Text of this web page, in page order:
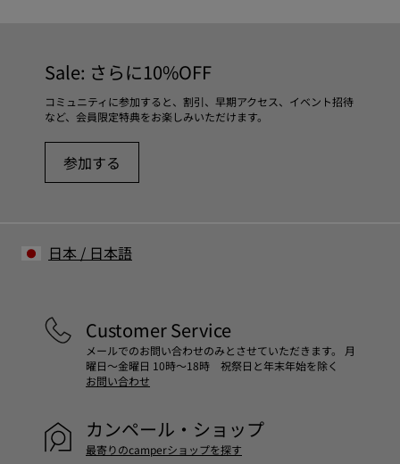
Sale: さらに10%OFF
コミュニティに参加すると、割引、早期アクセス、イベント招待
など、会員限定特典をお楽しみいただけます。
参加する
Customer Service
メールでのお問い合わせのみとさせていただきます。 月
曜日～金曜日 10時～18時 祝祭日と年末年始を除く
お問い合わせ
カンペール・ショップ
最寄りのcamperショップを探す
日本 / 日本語